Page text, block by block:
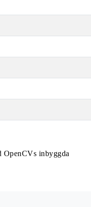
OpenCVs inbyggda